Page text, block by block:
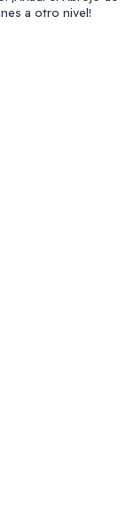
a otro nivel!